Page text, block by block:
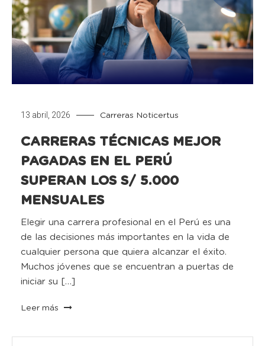
13 abril, 2026 Carreras Noticertus
CARRERAS TÉCNICAS MEJOR
PAGADAS EN EL PERÚ
SUPERAN LOS S/ 5.000
MENSUALES
Elegir una carrera profesional en el Perú es una
de las decisiones más importantes en la vida de
cualquier persona que quiera alcanzar el éxito.
Muchos jóvenes que se encuentran a puertas de
iniciar su […]
Leer más